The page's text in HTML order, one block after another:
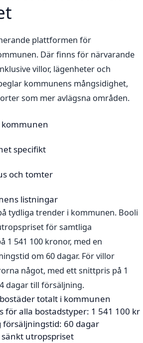
plattformen för
Där finns för närvarande
villor, lägenheter och
kommunens mångsidighet,
som mer avlägsna områden.
kommunen
specifikt
och tomter
listningar
tydliga trender i kommunen. Booli
för samtliga
1 541 100 kronor, med en
om 60 dagar. För villor
något, med ett snittpris på 1
dagar till försäljning.
totalt i kommunen
för alla bostadstyper: 1 541 100 kr
försäljningstid: 60 dagar
utropspriset